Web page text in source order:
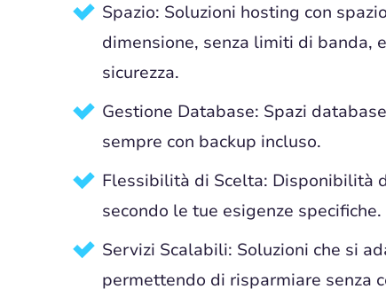
Spazio: Soluzioni hosting con
dimensione, senza limiti di banda,
sicurezza.
Gestione Database: Spazi
sempre con backup incluso.
Flessibilità di Scelta: Disponibilità
secondo le tue esigenze specifiche.
Servizi Scalabili: Soluzioni che si
permettendo di risparmiare senza